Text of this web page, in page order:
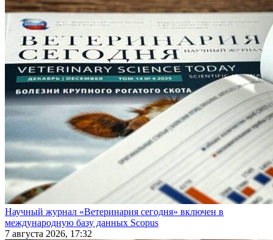
Научный журнал «Ветеринария сегодня» включен в
международную базу данных Scopus
7 августа 2026, 17:32